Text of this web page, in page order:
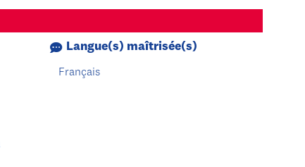
Langue(s) maîtrisée(s)
Français